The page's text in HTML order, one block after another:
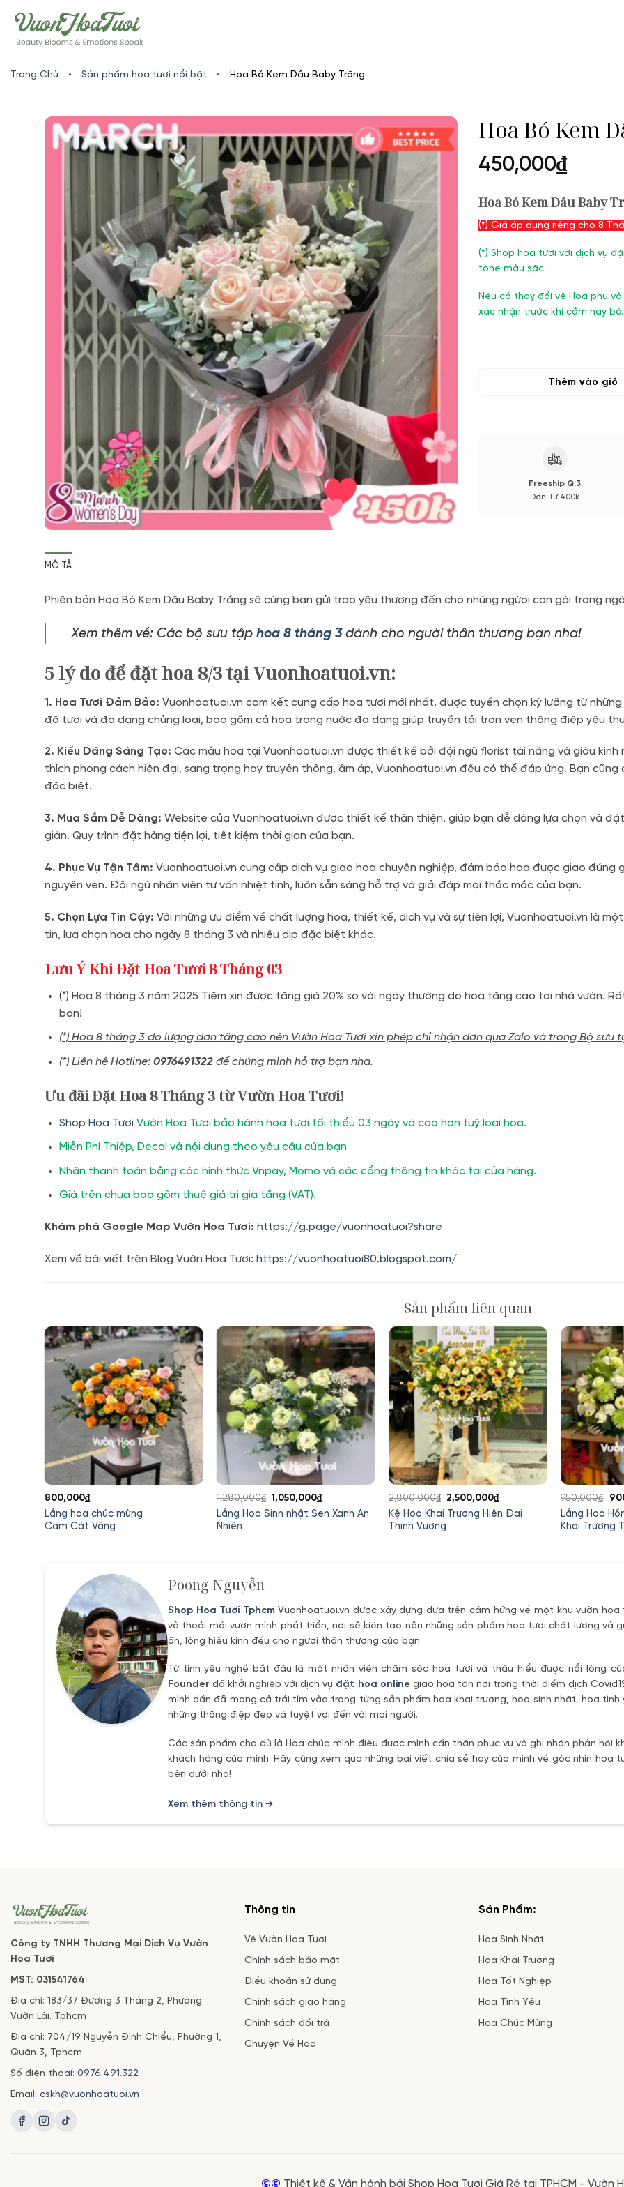
to
content
Trang Chủ • Sản phẩm hoa tươi nổi bật • Hoa Bó Kem Dâu Baby Trắng
Hoa Bó Kem
450,000₫
Hoa Bó Kem Dâu Baby
(*) Giá áp dụng riêng cho 8
(*) Shop hoa tươi với dịch vụ
tone màu sắc.
Nếu có thay đổi về Hoa phụ
xác nhận trước khi cắm hay bó.
Thêm vào giỏ
Freeship Q.3
Đơn Từ 400k
MÔ TẢ
Phiên bản Hoa Bó Kem Dâu Baby Trắng sẽ cùng bạn gửi trao yêu thương đến cho những ngừoi con gái trong
Xem thêm về: Các bộ sưu tập hoa 8 tháng 3dành cho người thân thương bạn nha!
5 lý do để đặt hoa 8/3 tại Vuonhoatuoi.vn:
1. Hoa Tươi Đảm Bảo: Vuonhoatuoi.vn cam kết cung cấp hoa tươi mới nhất, được tuyển chọn kỹ lưỡng từ
độ tươi và đa dạng chủng loại, bao gồm cả hoa trong nước đa dạng giúp truyền tải trọn vẹn thông điệp yêu
2. Kiểu Dáng Sáng Tạo: Các mẫu hoa tại Vuonhoatuoi.vn được thiết kế bởi đội ngũ florist tài năng và giàu
thích phong cách hiện đại, sang trọng hay truyền thống, ấm áp, Vuonhoatuoi.vn đều có thể đáp ứng. Bạn
đặc biệt.
3. Mua Sắm Dễ Dàng: Website của Vuonhoatuoi.vn được thiết kế thân thiện, giúp bạn dễ dàng lựa chọn và
giản. Quy trình đặt hàng tiện lợi, tiết kiệm thời gian của bạn.
4. Phục Vụ Tận Tâm: Vuonhoatuoi.vn cung cấp dịch vụ giao hoa chuyên nghiệp, đảm bảo hoa được giao
nguyên vẹn. Đội ngũ nhân viên tư vấn nhiệt tình, luôn sẵn sàng hỗ trợ và giải đáp mọi thắc mắc của bạn.
5. Chọn Lựa Tin Cậy: Với những ưu điểm về chất lượng hoa, thiết kế, dịch vụ và sự tiện lợi, Vuonhoatuoi.vn là
tin, lựa chọn hoa cho ngày 8 tháng 3 và nhiều dịp đặc biệt khác.
Lưu Ý Khi Đặt Hoa Tươi 8 Tháng 03
(*) Hoa 8 tháng 3 năm 2025 Tiệm xin được tăng giá 20% so với ngày thường do hoa tăng cao tại nhà vườn.
bạn!
(*) Hoa 8 tháng 3 do lượng đơn tăng cao nên Vườn Hoa Tươi xin phép chỉ nhận đơn qua Zalo và trong Bộ
(*) Liên hệ Hotline: 0976491322để chúng mình hỗ trợ bạn nha.
Ưu đãi Đặt Hoa 8 Tháng 3 từ Vườn Hoa Tươi!
Shop Hoa Tươi Vườn Hoa Tươi bảo hành hoa tươi tối thiểu 03 ngày và cao hơn tuỳ loại hoa.
Miễn Phí Thiệp, Decal và nội dung theo yêu cầu của bạn
Nhận thanh toán bằng các hình thức Vnpay, Momo và các cổng thông tin khác tại cửa hàng.
Giá trên chưa bao gồm thuế giá trị gia tăng (VAT).
Khám phá Google Map Vườn Hoa Tươi: https://g.page/vuonhoatuoi?share
Xem về bài viết trên Blog Vườn Hoa Tươi: https://vuonhoatuoi80.blogspot.com/
Sản phẩm liên quan
Lẵng hoa chúc mừng
Cam Cát Vàng
800,000₫
Lẵng Hoa Sinh nhật Sen Xanh An
Nhiên
1,280,000₫ Giá
gốc
1,050,000₫Giá
hiện
Kệ Hoa Khai Trương Hiện Đại
Thịnh Vượng
2,800,000₫ Giá
gốc
2,500,000₫Giá
hiện
Lẵng Hoa
Khai Trương
950,000₫
là:
Poong Nguyễn
Shop Hoa Tươi TphcmVuonhoatuoi.vn được xây dựng dựa trên cảm hứng về một khu vườn
và thoải mái vươn mình phát triển, nơi sẽ kiến tạo nên những sản phẩm hoa tươi chất lượng và
ân, lòng hiếu kính đếu cho người thân thương của bạn.
Từ tình yêu nghề bắt đầu là một nhân viên chăm sóc hoa tươi và thấu hiểu được nổi lòng
Founder đã khởi nghiệp với dịch vụ đặt hoa online giao hoa tận nơi trong thời điểm dịch
mình dần đã mang cả trái tím vào trong từng sản phẩm hoa khai trương, hoa sinh nhật, hoa
những thông điệp đẹp và tuyệt vời đến với mọi người.
Các sản phẩm cho dù là Hoa chúc mình điều được mình cẩn thận phục vụ và ghi nhận phản
khách hàng của mình. Hãy cùng xem qua những bài viết chia sẻ hay của mình về góc nhìn hoa
bên dưới nha!
Xem thêm thông tin →
Công ty TNHH Thương Mại Dịch Vụ Vườn
Hoa Tươi
MST: 031541764
Địa chỉ: 183/37 Đường 3 Tháng 2, Phường
Vườn Lài. Tphcm
Địa chỉ: 704/19 Nguyễn Đình Chiểu, Phường 1,
Quận 3, Tphcm
Số điện thoại: 0976.491.322
Email: cskh@vuonhoatuoi.vn
Thông tin
Về Vườn Hoa Tươi
Chính sách bảo mật
Điều khoản sử dụng
Chính sách giao hàng
Chính sách đổi trả
Chuyện Về Hoa
Sản Phẩm:
Hoa Sinh Nhật
Hoa Khai Trương
Hoa Tốt Nghiệp
Hoa Tình Yêu
Hoa Chúc Mừng
©© Thiết kế & Vận hành bởi Shop Hoa Tươi Giá Rẻ tại TPHCM - Vườn